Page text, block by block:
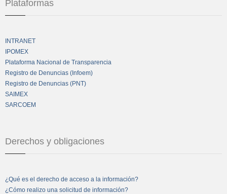
Plataformas
INTRANET
IPOMEX
Plataforma Nacional de Transparencia
Registro de Denuncias (Infoem)
Registro de Denuncias (PNT)
SAIMEX
SARCOEM
Derechos y obligaciones
¿Qué es el derecho de acceso a la información?
¿Cómo realizo una solicitud de información?